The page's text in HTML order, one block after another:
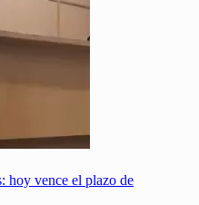
hoy vence el plazo de